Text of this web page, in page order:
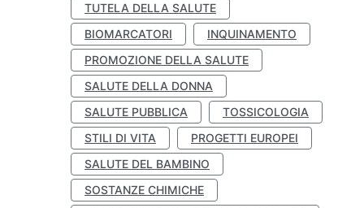
TUTELA DELLA SALUTE
BIOMARCATORI
INQUINAMENTO
PROMOZIONE DELLA SALUTE
SALUTE DELLA DONNA
SALUTE PUBBLICA
TOSSICOLOGIA
STILI DI VITA
PROGETTI EUROPEI
SALUTE DEL BAMBINO
SOSTANZE CHIMICHE